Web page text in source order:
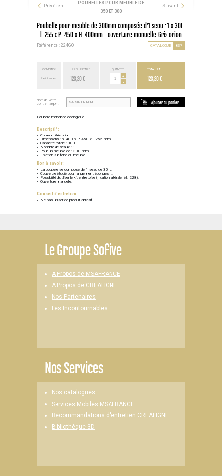
Précédent
POUBELLES POUR MEUBLE DE
350 ET 300
Suivant
Poubelle pour meuble de 300mm composée d'1 seau : 1 x 30L
- l. 255 x P. 450 x H. 400mm - ouverture manuelle-Gris orion
Référence : 224GO CATALOGUE B37
CONDITION
Point euros
PRIX UNITAIRE
123,20 €
QUANTITÉ
+
-
TOTAL H.T.
123,20 €
Nom de votre
contremarque :
Ajouter au panier
Poubelle monobac écologique
Descriptif :
Couleur : Gris orion
Dimensions : h. 400 x P. 450 x l. 255 mm
Capacité totale : 30 L
Nombre de seaux : 1
Pour un meuble de : 300 mm
Fixation sur fond du meuble
Bon à savoir :
La poubelle se compose de 1 seau de 30 L.
Couvercle étudié pour rangement éponges, ...
Possibilité d'utiliser le kit entretoise (fixation latérale réf. 228).
Ouverture manuelle.
Conseil d'entretien :
Ne pas utiliser de produit abrasif.
LeGroupe Sofive
A Propos de MSAFRANCE
A Propos de CREALIGNE
Nos Partenaires
Les Incontournables
Nos Services
Nos catalogues
Services Mobiles MSAFRANCE
Recommandations d'entretien CREALIGNE
Bibliothèque 3D